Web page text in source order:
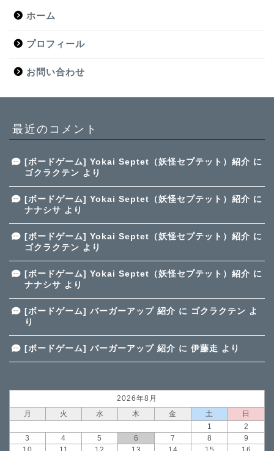
ホーム
プロフィール
お問い合わせ
最近のコメント
[ボードゲーム] Yokai Septet（妖怪セプテット）紹介 に
ゴクラクテン より
[ボードゲーム] Yokai Septet（妖怪セプテット）紹介 に
ナナシサ より
[ボードゲーム] Yokai Septet（妖怪セプテット）紹介 に
ゴクラクテン より
[ボードゲーム] Yokai Septet（妖怪セプテット）紹介 に
ナナシサ より
[ボードゲーム] バーガーアップ 紹介 に ゴクラクテン よ
り
[ボードゲーム] バーガーアップ 紹介 に 伊藤走 より
2026年8月
月
火 水 木 金 土
日
1
2
3
4 5 6 7 8
9